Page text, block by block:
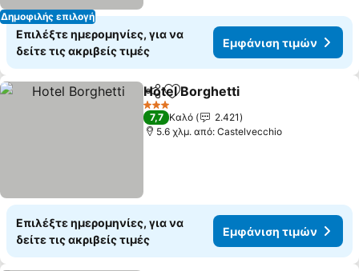
Δημοφιλής επιλογή
Επιλέξτε ημερομηνίες, για να
δείτε τις ακριβείς τιμές
Εμφάνιση τιμών
Κοινοποίηση
Προσθήκη στα αγαπημένα
Hotel Borghetti
3 Αστέρια
7,7 Καλό
2.421
5.6 χλμ. από: Castelvecchio
Επιλέξτε ημερομηνίες, για να
δείτε τις ακριβείς τιμές
Εμφάνιση τιμών